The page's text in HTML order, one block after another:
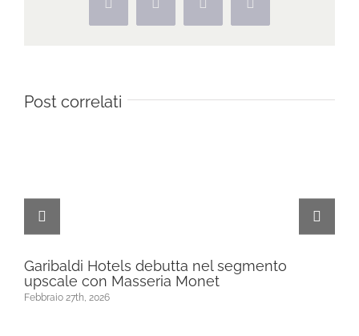
Facebook
X PinterestVk
Post correlati
Garibaldi Hotels debutta nel segmento
upscale con Masseria Monet
Febbraio 27th, 2026